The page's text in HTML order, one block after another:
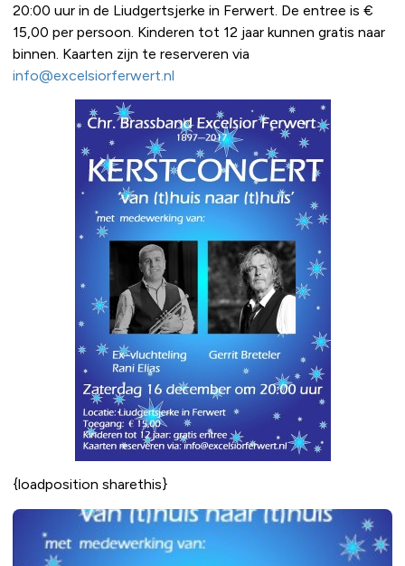
20:00 uur in de Liudgertsjerke in Ferwert. De entree is €
15,00 per persoon. Kinderen tot 12 jaar kunnen gratis naar
binnen. Kaarten zijn te reserveren via
info@excelsiorferwert.nl
{loadposition sharethis}